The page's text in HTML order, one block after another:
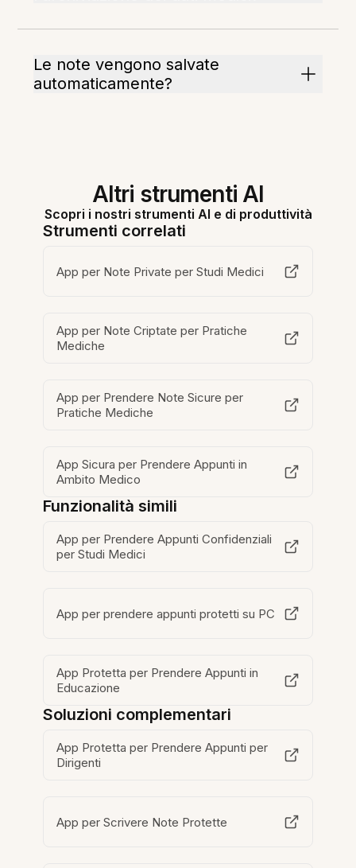
Le note vengono salvate
automaticamente?
Altri strumenti AI
Scopri i nostri strumenti AI e di produttività
Strumenti correlati
App per Note Private per Studi Medici
App per Note Criptate per Pratiche
Mediche
App per Prendere Note Sicure per
Pratiche Mediche
App Sicura per Prendere Appunti in
Ambito Medico
Funzionalità simili
App per Prendere Appunti Confidenziali
per Studi Medici
App per prendere appunti protetti su PC
App Protetta per Prendere Appunti in
Educazione
Soluzioni complementari
App Protetta per Prendere Appunti per
Dirigenti
App per Scrivere Note Protette